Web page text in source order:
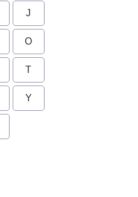
J
O
T
Y